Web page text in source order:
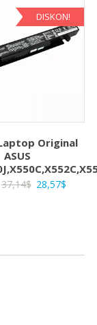
28,57$.
DISKON!
Original
ASUS
37,14$ Harga
28,57$Harga
28,57$.